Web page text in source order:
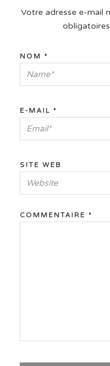
Votre adresse e-mail
NOM *
E-MAIL *
SITE WEB
COMMENTAIRE *